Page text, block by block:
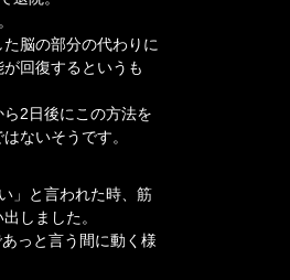
脳の部分の代わりに
回復するというも
2日後にこの方法を
ないそうです。
」と言われた時、筋
しました。
っと言う間に動く様